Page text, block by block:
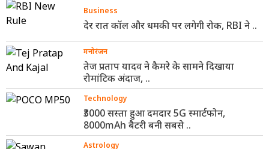
Business
देर रात कॉल और धमकी पर लगेगी रोक, RBI ने ..
मनोरंजन
तेज प्रताप यादव ने कैमरे के सामने दिखाया
रोमांटिक अंदाज, ..
Technology
₹3000 सस्ता हुआ दमदार 5G स्मार्टफोन,
8000mAh बैटरी बनी सबसे ..
Astrology